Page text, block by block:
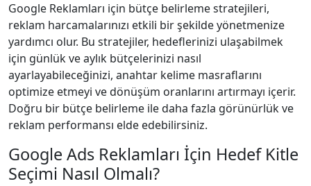
Google Reklamları için bütçe belirleme stratejileri,
reklam harcamalarınızı etkili bir şekilde yönetmenize
yardımcı olur. Bu stratejiler, hedeflerinizi ulaşabilmek
için günlük ve aylık bütçelerinizi nasıl
ayarlayabileceğinizi, anahtar kelime masraflarını
optimize etmeyi ve dönüşüm oranlarını artırmayı içerir.
Doğru bir bütçe belirleme ile daha fazla görünürlük ve
reklam performansı elde edebilirsiniz.
Google Ads Reklamları İçin Hedef Kitle
Seçimi Nasıl Olmalı?